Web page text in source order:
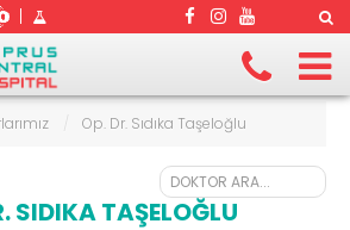
/ Op. Dr. Sıdıka Taşeloğlu
SIDIKA TAŞELOĞLU